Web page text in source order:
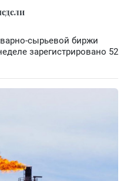
сырьевой биржи
зарегистрировано 52